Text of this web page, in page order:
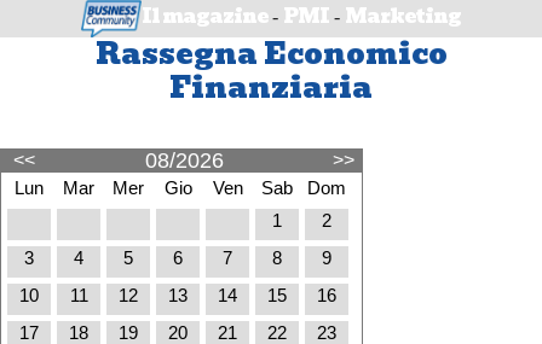
Il magazine- PMI - Marketing
Rassegna Economico
Finanziaria
<< 08/2026
>>
Lun
Mar Mer Gio Ven Sab
Dom
1
2
3
4 5 6 7 8
9
10
11 12 13 14 15
16
17
18 19 20 21 22
23